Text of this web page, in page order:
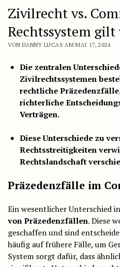
Zivilrecht vs.
Rechtssystem gilt
VON DANNY LUCAS AM MAI 17, 2024
Die zentralen
Zivilrechtssystemen
rechtliche
richterliche
Verträgen.
Diese Unterschiede zu
Rechtsstreitigkeiten
Rechtslandschaft
Präzedenzfälle im
Ein wesentlicher Unterschied
von Präzedenzfällen. Diese
geschaffen und sind
häufig auf frühere Fälle, um
System sorgt dafür, dass